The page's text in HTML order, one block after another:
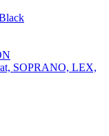
SOPRANO, LEX,